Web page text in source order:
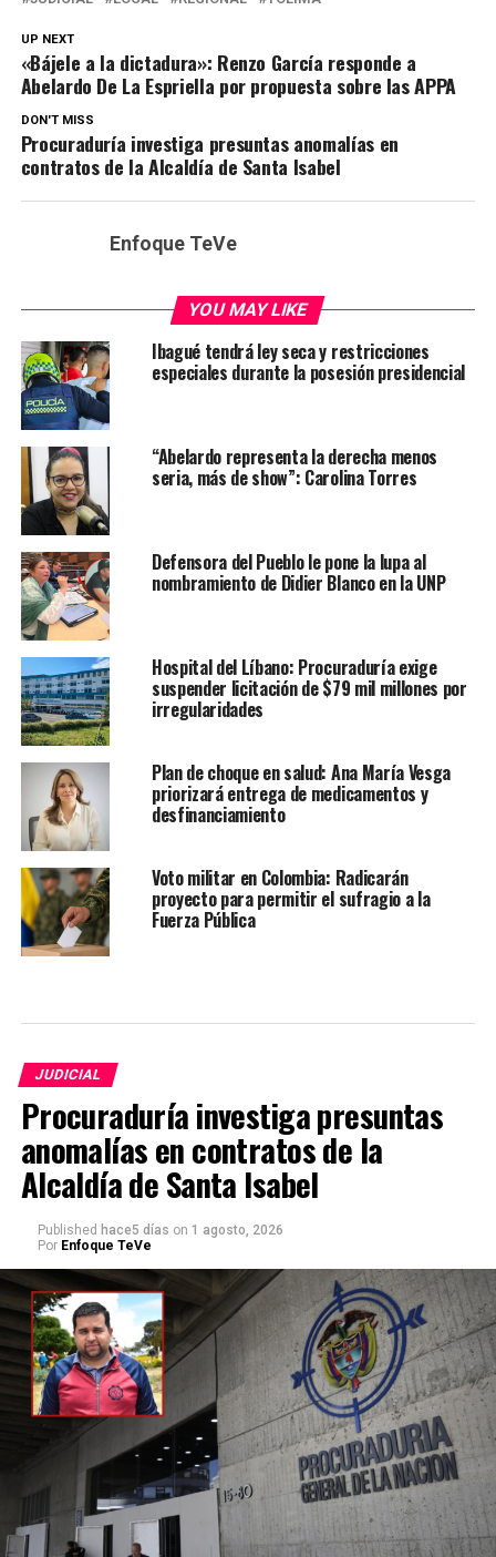
UP NEXT
«Bájele a la dictadura»: Renzo García responde a
Abelardo De La Espriella por propuesta sobre las APPA
DON'T MISS
Procuraduría investiga presuntas anomalías en
contratos de la Alcaldía de Santa Isabel
Enfoque TeVe
YOU MAY LIKE
Ibagué tendrá ley seca y restricciones
especiales durante la posesión presidencial
“Abelardo representa la derecha menos
seria, más de show”: Carolina Torres
Defensora del Pueblo le pone la lupa al
nombramiento de Didier Blanco en la UNP
Hospital del Líbano: Procuraduría exige
suspender licitación de $79 mil millones por
irregularidades
Plan de choque en salud: Ana María Vesga
priorizará entrega de medicamentos y
desfinanciamiento
Voto militar en Colombia: Radicarán
proyecto para permitir el sufragio a la
Fuerza Pública
JUDICIAL
Procuraduría investiga presuntas
anomalías en contratos de la
Alcaldía de Santa Isabel
Published hace5 días on 1 agosto, 2026
Por Enfoque TeVe